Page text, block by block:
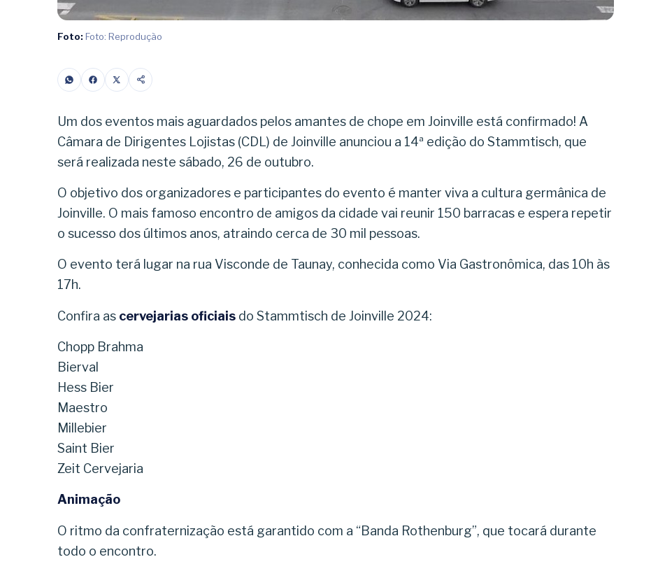
Foto: Foto: Reprodução
Um dos eventos mais aguardados pelos amantes de chope em Joinville está confirmado! A
Câmara de Dirigentes Lojistas (CDL) de Joinville anunciou a 14ª edição do Stammtisch, que
será realizada neste sábado, 26 de outubro.
O objetivo dos organizadores e participantes do evento é manter viva a cultura germânica de
Joinville. O mais famoso encontro de amigos da cidade vai reunir 150 barracas e espera repetir
o sucesso dos últimos anos, atraindo cerca de 30 mil pessoas.
O evento terá lugar na rua Visconde de Taunay, conhecida como Via Gastronômica, das 10h às
17h.
Confira as cervejarias oficiais do Stammtisch de Joinville 2024:
Chopp Brahma
Bierval
Hess Bier
Maestro
Millebier
Saint Bier
Zeit Cervejaria
Animação
O ritmo da confraternização está garantido com a “Banda Rothenburg”, que tocará durante
todo o encontro.